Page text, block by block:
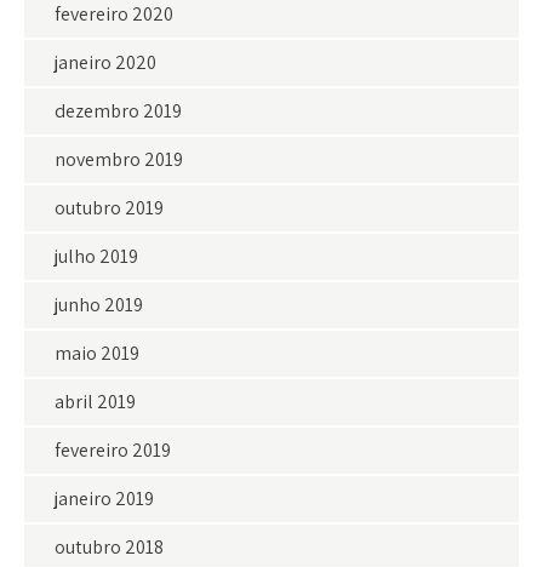
fevereiro 2020
janeiro 2020
dezembro 2019
novembro 2019
outubro 2019
julho 2019
junho 2019
maio 2019
abril 2019
fevereiro 2019
janeiro 2019
outubro 2018